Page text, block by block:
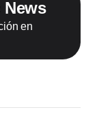
en